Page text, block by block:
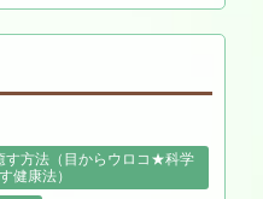
す方法（目からウロコ★科学
健康法）